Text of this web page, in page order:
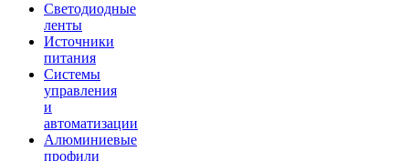
Светодиодные
ленты
Источники
питания
Системы
управления
и
автоматизации
Алюминиевые
профили